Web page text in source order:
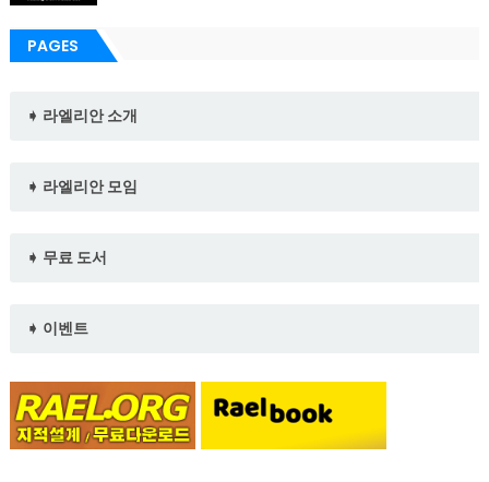
PAGES
➧ 라엘리안 소개
➧ 라엘리안 모임
➧ 무료 도서
➧ 이벤트